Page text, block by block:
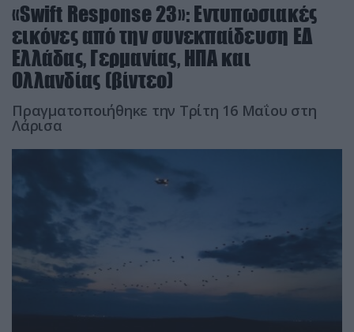
«Swift Response 23»: Εντυπωσιακές
εικόνες από την συνεκπαίδευση ΕΔ
Ελλάδας, Γερμανίας, ΗΠΑ και
Ολλανδίας (βίντεο)
Πραγματοποιήθηκε την Τρίτη 16 Μαΐου στη
Λάρισα